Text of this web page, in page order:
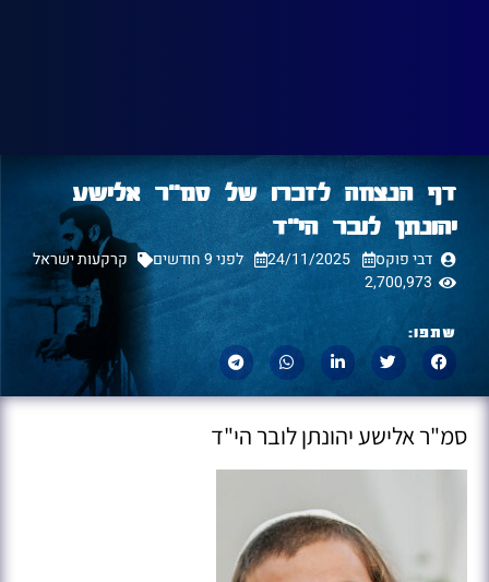
דף הנצחה לזכרו של סמ"ר אלישע
יהונתן לובר הי"ד
דבי פוקס 24/11/2025 לפני 9 חודשים
קרקעות ישראל
2,700,973
שתפו:
סמ"ר אלישע יהונתן לובר הי"ד